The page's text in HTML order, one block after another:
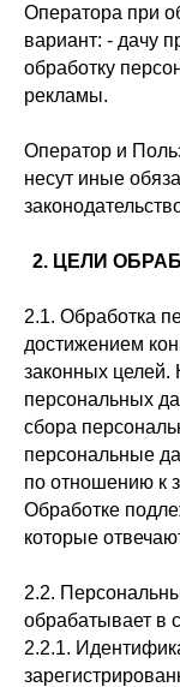
Оператора при
вариант: - дачу
обработку
рекламы.
Оператор и
несут иные
2. ЦЕЛИ
2.1. Обработка
достижением
законных целей.
персональных
сбора
персональные
по отношению к
Обработке
которые
2.2.
обрабатывает в
2.2.1.